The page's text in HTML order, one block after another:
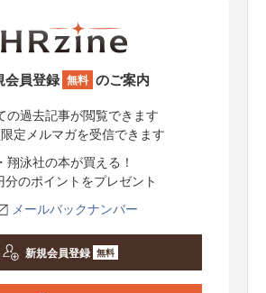
会員登録 無料 のご案内
の過去記事が閲覧できます
限定メルマガを受信できます
・翔泳社の本が買える！
分のポイントをプレゼント
メールバックナンバー
新規会員登録 無料